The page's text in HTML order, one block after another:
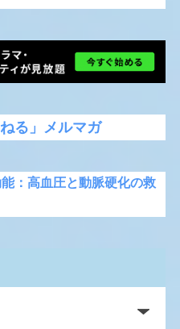
る」メルマガ
：高血圧と動脈硬化の救